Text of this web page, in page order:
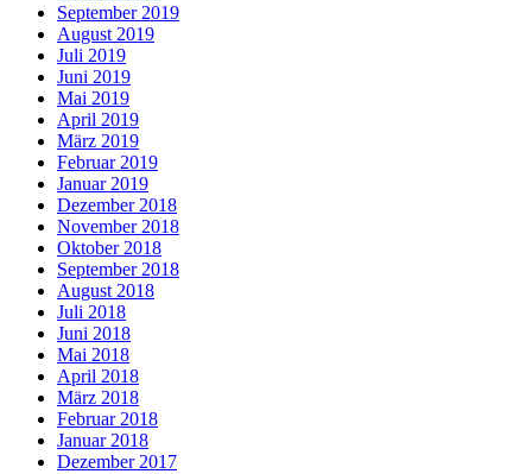
September 2019
August 2019
Juli 2019
Juni 2019
Mai 2019
April 2019
März 2019
Februar 2019
Januar 2019
Dezember 2018
November 2018
Oktober 2018
September 2018
August 2018
Juli 2018
Juni 2018
Mai 2018
April 2018
März 2018
Februar 2018
Januar 2018
Dezember 2017